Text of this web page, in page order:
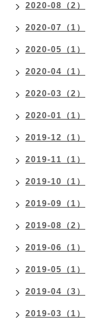
2020-08（2）
2020-07（1）
2020-05（1）
2020-04（1）
2020-03（2）
2020-01（1）
2019-12（1）
2019-11（1）
2019-10（1）
2019-09（1）
2019-08（2）
2019-06（1）
2019-05（1）
2019-04（3）
2019-03（1）